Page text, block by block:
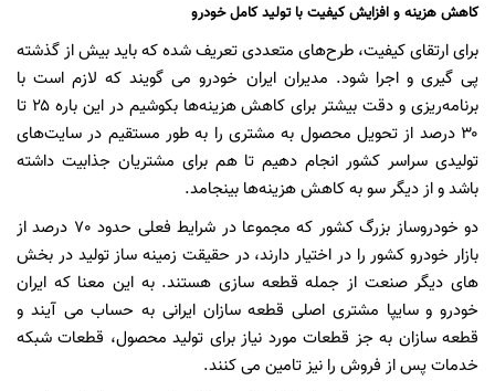
کاهش هزینه و افزایش کیفیت با تولید کامل خودرو
برای ارتقای کیفیت، طرح‌های متعددی تعریف شده که باید بیش از گذشته
پی گیری و اجرا شود. مدیران ایران خودرو می گویند که لازم است با
برنامه‌ریزی و دقت بیشتر برای کاهش هزینه‌ها بکوشیم در این باره ۲۵ تا
۳۰ درصد از تحویل محصول به مشتری را به طور مستقیم در سایت‌های
تولیدی سراسر کشور انجام دهیم تا هم برای مشتریان جذابیت داشته
باشد و از دیگر سو به کاهش هزینه‌ها بینجامد.
دو خودروساز بزرگ کشور که مجموعا در شرایط فعلی حدود ٧۰ درصد از
بازار خودرو کشور را در اختیار دارند، در حقیقت زمینه ساز تولید در بخش
های دیگر صنعت از جمله قطعه سازی هستند. به این معنا که ایران
خودرو و سایپا مشتری اصلی قطعه سازان ایرانی به حساب می آیند و
قطعه سازان به جز قطعات مورد نیاز برای تولید محصول، قطعات شبکه
خدمات پس از فروش را نیز تامین می کنند.